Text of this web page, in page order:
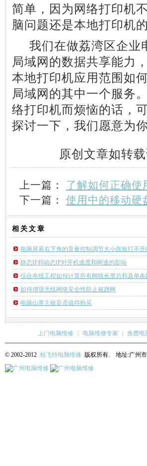
简单，因为网络打印机
脑问题还是本地打印机
我们在做荔湾区企业
局域网的数据共享能力
本地打印机应用范围如
局域网的其中一个服务
络打印机而烦恼的话，
探讨一下，我们愿意为
原创文章如转载
上一篇： 了解如何正确使
下一篇： 使用中的移动硬
相关 文章
电脑屏幕右下角的音量控制调节大小面板打不
静态IP和动态IP对开机速度和网速的影响
综合布线工程如何计算所有网线长度总和及单
如何增强无线网络安全性防止被蹭网
电脑山寨主板是否值得购买
上门电脑维修 电脑维修专家 免费电
© 2002-2012 柏飞特电脑维修 版权所有. 地址:广州市